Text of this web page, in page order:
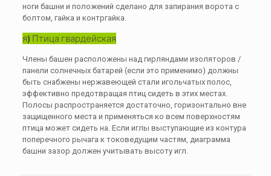
ноги башни и положений сделано для запирания ворота с
болтом, гайка и контргайка.
я) Птица гвардейская
Члены башен расположены над гирляндами изоляторов /
панели солнечных батарей (если это применимо) должны
быть снабжены нержавеющей стали игольчатых полос,
эффективно предотвращая птиц сидеть в этих местах.
Полосы распространяется достаточно, горизонтально вне
защищенного места и применяться ко всем поверхностям
птица может сидеть на. Если иглы выступающие из контура
поперечного рычага к токоведущим частям, диаграмма
башни зазор должен учитывать высоту игл.